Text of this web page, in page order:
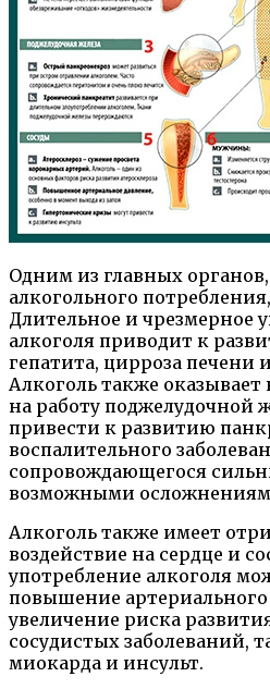
Одним из главных
алкогольного
Длительное и чрезмерное
алкоголя приводит к
гепатита, цирроза печени
Алкоголь также
на работу поджелудочной
привести к развитию
воспалительного
сопровождающегося
возможными
Алкоголь также имеет
воздействие на сердце и
употребление алкоголя
повышение
увеличение риска
сосудистых заболеваний,
миокарда и инсульт.